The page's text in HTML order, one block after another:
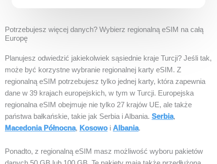
Potrzebujesz więcej danych? Wybierz regionalną eSIM na całą
Europę
Planujesz odwiedzić jakiekolwiek sąsiednie kraje Turcji? Jeśli tak,
może być korzystne wybranie regionalnej karty eSIM. Z
regionalną eSIM potrzebujesz tylko jednej karty, która zapewnia
dane w 39 krajach europejskich, w tym w Turcji. Europejska
regionalna eSIM obejmuje nie tylko 27 krajów UE, ale także
państwa bałkańskie, takie jak Serbia i Albania. Serbia,
Macedonia Północna, Kosowoi Albania.
Ponadto, z regionalną eSIM masz możliwość wyboru pakietów